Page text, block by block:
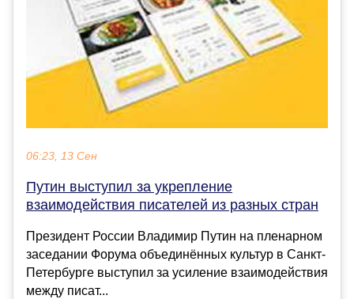
06:23, 13 Сен
Путин выступил за укрепление
взаимодействия писателей из разных стран
Президент России Владимир Путин на пленарном
заседании Форума объединённых культур в Санкт-
Петербурге выступил за усиление взаимодействия
между писат...